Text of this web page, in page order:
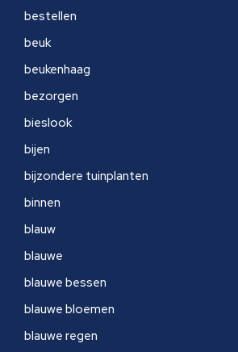
bestellen
beuk
beukenhaag
bezorgen
bieslook
bijen
bijzondere tuinplanten
binnen
blauw
blauwe
blauwe bessen
blauwe bloemen
blauwe regen